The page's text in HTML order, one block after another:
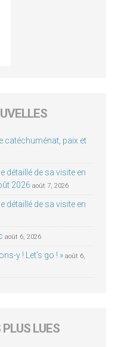
catéchuménat, paix et
détaillé de sa visite en
2026 août 7, 2026
détaillé de sa visite en
août 6, 2026
y ! Let’s go ! » août 6,
LUES